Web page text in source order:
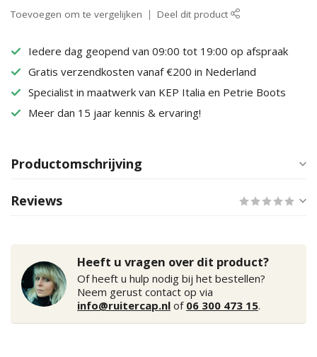
Toevoegen om te vergelijken Deel dit product
Iedere dag geopend van 09:00 tot 19:00 op afspraak
Gratis verzendkosten vanaf €200 in Nederland
Specialist in maatwerk van KEP Italia en Petrie Boots
Meer dan 15 jaar kennis & ervaring!
Productomschrijving
Reviews
Heeft u vragen over dit product?
Of heeft u hulp nodig bij het bestellen?
Neem gerust contact op via
info@ruitercap.nl of 06 300 473 15.